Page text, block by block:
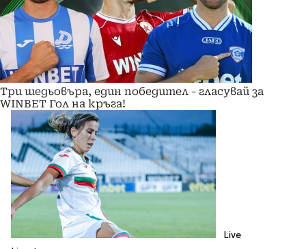
Три шедьовъра, един победител - гласувай за
WINBET Гол на кръга!
Live